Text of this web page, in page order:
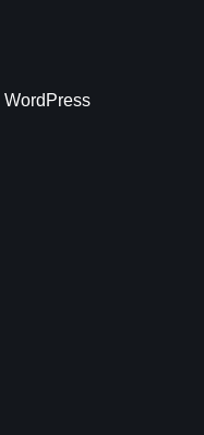
WordPress